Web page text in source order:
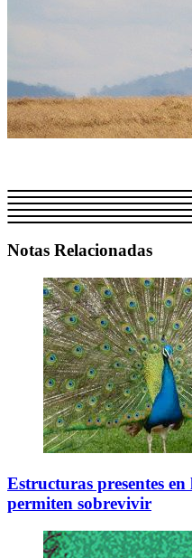
Notas Relacionadas
Estructuras presentes en
permiten sobrevivir